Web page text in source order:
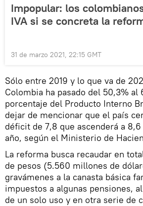
Impopular: los
IVA si se concreta la
31 de marzo 2021, 22:15 GMT
Sólo entre 2019 y lo que va de
Colombia ha pasado del 50,3% al
porcentaje del Producto Interno
dejar de mencionar que el país
déficit de 7,8 que ascenderá a
año, según el Ministerio de
La reforma busca recaudar en
de pesos (5.560 millones de
gravámenes a la canasta básica
impuestos a algunas pensiones,
de un solo uso y en otra serie de